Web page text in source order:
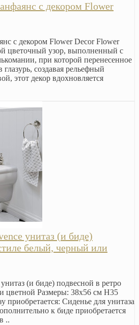
с декором Flower
с декором Flower Decor Flower
цветочный узор, выполненный с
при которой перенесенное
глазурь, создавая рельефный
этот декор вдохновляется
унитаз (и биде)
белый, черный или
(и биде) подвесной в ретро
цветной Размеры: 38х56 см H35
приобретается: Сиденье для унитаза
к биде приобретается
..